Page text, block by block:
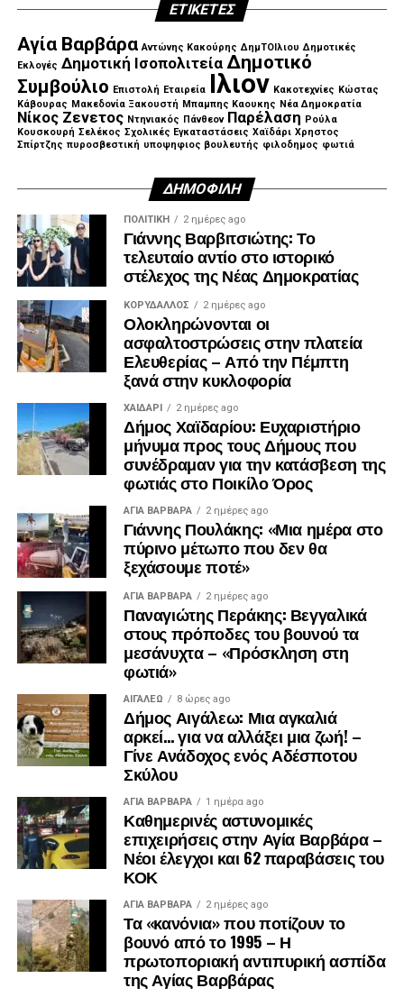
Λίγα λεπτά αργότερα, έφτασε και ο πρώην
πρωθυπουργός, Αντώνης Σαμαράς, ο οποίος αφού
συλλυπήθηκε την οικογένεια, αποχώρησε.
ΕΤΙΚΈΤΕΣ
Αγία Βαρβάρα Αντώνης Κακούρης ΔημΤΟΙλιου Δημοτικές
Εκλογές Δημοτική Ισοπολιτεία Δημοτικό
Συμβούλιο Επιστολή Εταιρεία Ιλιον Κακοτεχνίες Κώστας
Κάβουρας Μακεδονία Ξακουστή Μπαμπης Καουκης Νέα Δημοκρατία
Νίκος Ζενετος Ντηνιακός Πάνθεον Παρέλαση Ρούλα
Κουσκουρή Σελέκος Σχολικές Εγκαταστάσεις Χαϊδάρι Χρηστος
Σπίρτζης πυροσβεστική υποψηφιος βουλευτής φιλοδημος φωτιά
ΔΗΜΟΦΙΛΉ
ΠΟΛΙΤΙΚΉ 2 ημέρες ago
Γιάννης Βαρβιτσιώτης: Το
τελευταίο αντίο στο ιστορικό
στέλεχος της Νέας Δημοκρατίας
ΚΟΡΥΔΑΛΛΟΣ 2 ημέρες ago
Ολοκληρώνονται οι
ασφαλτοστρώσεις στην πλατεία
Ελευθερίας – Από την Πέμπτη
ξανά στην κυκλοφορία
ΧΑΪΔΑΡΙ 2 ημέρες ago
Δήμος Χαϊδαρίου: Ευχαριστήριο
μήνυμα προς τους Δήμους που
συνέδραμαν για την κατάσβεση της
φωτιάς στο Ποικίλο Όρος
ΑΓΙΑ ΒΑΡΒΑΡΑ 2 ημέρες ago
Γιάννης Πουλάκης: «Μια ημέρα στο
πύρινο μέτωπο που δεν θα
ξεχάσουμε ποτέ»
ΑΓΙΑ ΒΑΡΒΑΡΑ 2 ημέρες ago
Παναγιώτης Περάκης: Βεγγαλικά
στους πρόποδες του βουνού τα
μεσάνυχτα – «Πρόσκληση στη
φωτιά»
ΑΙΓΑΛΕΩ 8 ώρες ago
Δήμος Αιγάλεω: Μια αγκαλιά
αρκεί… για να αλλάξει μια ζωή! –
Γίνε Ανάδοχος ενός Αδέσποτου
Σκύλου
ΑΓΙΑ ΒΑΡΒΑΡΑ 1 ημέρα ago
Καθημερινές αστυνομικές
επιχειρήσεις στην Αγία Βαρβάρα –
Νέοι έλεγχοι και 62 παραβάσεις του
ΚΟΚ
ΑΓΙΑ ΒΑΡΒΑΡΑ 2 ημέρες ago
Τα «κανόνια» που ποτίζουν το
βουνό από το 1995 – Η
πρωτοποριακή αντιπυρική ασπίδα
της Αγίας Βαρβάρας